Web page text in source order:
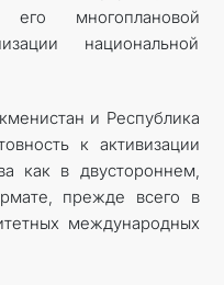
многоплановой
национальной
и Республика
к активизации
как в двустороннем,
прежде всего в
международных